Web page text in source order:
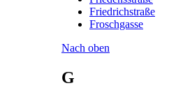
Friedrichstraße
Froschgasse
Nach oben
G